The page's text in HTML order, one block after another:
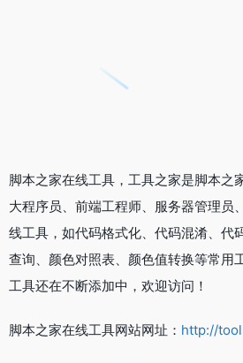
脚本之家在线工具，工具之家是脚本之
大程序员、前端工程师、服务器管理员
线工具，如代码格式化、代码混淆、代
查询、颜色对照表、颜色值转换等常用
工具还在不断添加中，欢迎访问！
脚本之家在线工具网站网址： http://